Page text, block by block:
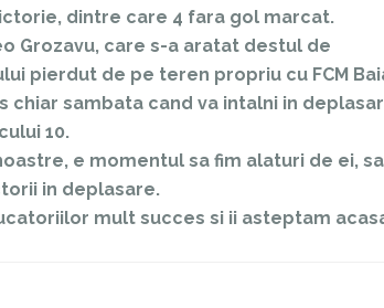
dintre care 4 fara gol marcat.
Grozavu, care s-a aratat destul de
pierdut de pe teren propriu cu FCM
chiar sambata cand va intalni in
10.
e momentul sa fim alaturi de ei,
in deplasare.
mult succes si ii asteptam